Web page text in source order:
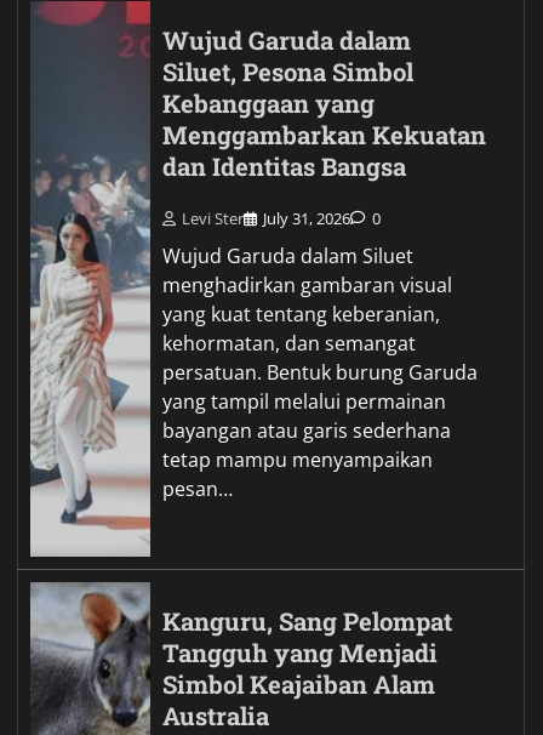
Wujud Garuda dalam
Siluet, Pesona Simbol
Kebanggaan yang
Menggambarkan Kekuatan
dan Identitas Bangsa
Levi Ster July 31, 2026 0
Wujud Garuda dalam Siluet
menghadirkan gambaran visual
yang kuat tentang keberanian,
kehormatan, dan semangat
persatuan. Bentuk burung Garuda
yang tampil melalui permainan
bayangan atau garis sederhana
tetap mampu menyampaikan
pesan…
Kanguru, Sang Pelompat
Tangguh yang Menjadi
Simbol Keajaiban Alam
Australia